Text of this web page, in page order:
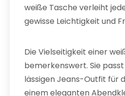
weiße Tasche verleiht
gewisse Leichtigkeit und
Die Vielseitigkeit einer
bemerkenswert. Sie
lässigen Jeans-Outfit für
einem eleganten